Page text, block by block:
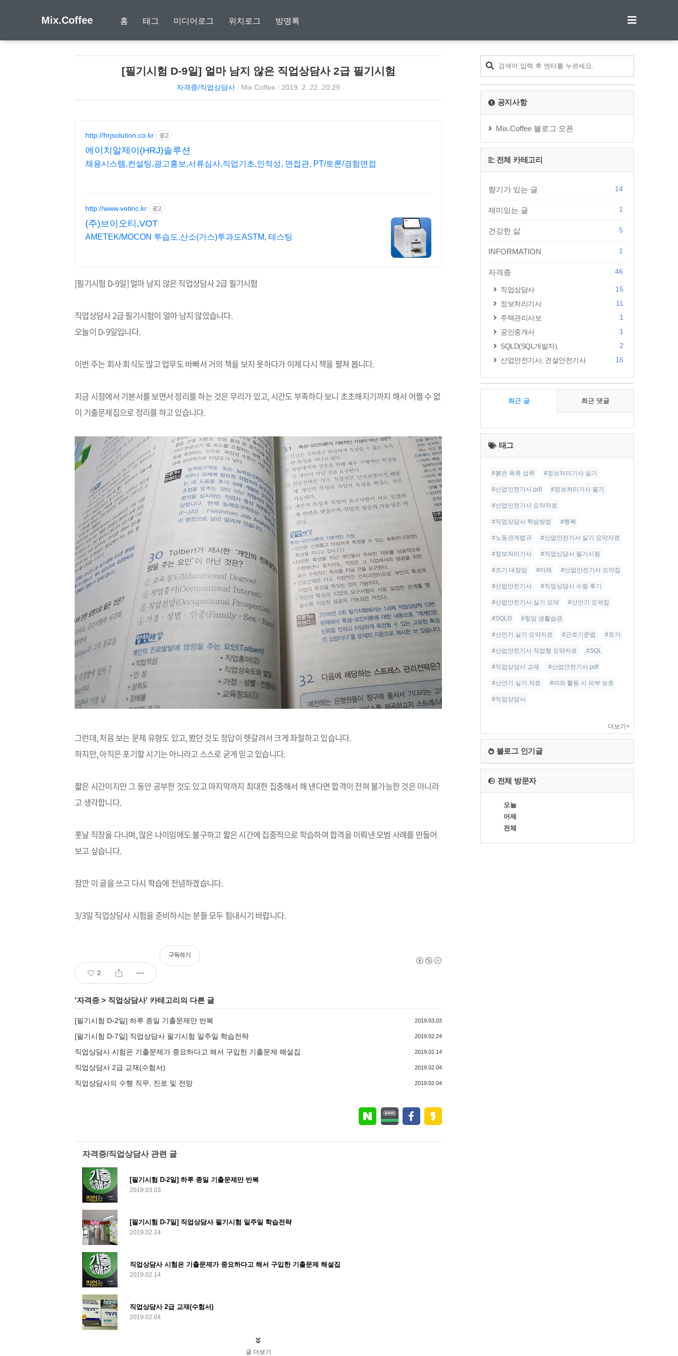
Mix.Coffee 홈 태그 미디어로그 위치로그 방명록
[필기시험 D-9일] 얼마 남지 않은 직업상담사 2급 필기시험
자격증/직업상담사 / Mix Coffee / 2019. 2. 22. 20:29
http://hrjsolution.co.kr 광고
에이치알제이(HRJ)솔루션
채용시스템,컨설팅,광고홍보,서류심사,직업기초,인적성, 면접관, PT/토론/경험면접
http://www.votinc.kr 광고
(주)브이오티,VOT
AMETEK/MOCON 투습도,산소(가스)투과도ASTM, 테스팅
[필기시험 D-9일]얼마 남지 않은 직업상담사2급 필기시험
직업상담사2급 필기시험이 얼마 남지 않았습니다.
오늘이 D-9일입니다.
이번 주는 회사 회식도 많고 업무도 바빠서 거의 책을 보지 못하다가 이제 다시 책을 펼쳐 봅니다.
지금 시점에서 기본서를 보면서 정리를 하는 것은 무리가 있고,시간도 부족하다 보니 초초해지기까지 해서 어쩔 수 없
이 기출문제집으로 정리를 하고 있습니다.
그런데,처음 보는 문제 유형도 있고,봤던 것도 정답이 헷갈려서 크게 좌절하고 있습니다.
하지만,아직은 포기할 시기는 아니라고 스스로 굳게 믿고 있습니다.
짧은 시간이지만 그 동안 공부한 것도 있고 마지막까지 최대한 집중해서 해 낸다면 합격이 전혀 불가능한 것은 아니라
고 생각합니다.
훗날 직장을 다니며,많은 나이임에도 불구하고 짧은 시간에 집중적으로 학습하여 합격을 이뤄낸 모범 사례를 만들어
보고 싶습니다.
잠깐 이 글을 쓰고 다시 학습에 전념하겠습니다.
3/3일 직업상담사 시험을 준비하시는 분들 모두 힘내시기 바랍니다.
2
구독하기
'자격증 > 직업상담사' 카테고리의 다른 글
[필기시험 D-2일] 하루 종일 기출문제만 반복 2019.03.03
[필기시험 D-7일] 직업상담사 필기시험 일주일 학습전략 2019.02.24
직업상담사 시험은 기출문제가 중요하다고 해서 구입한 기출문제 해설집 2019.02.14
직업상담사 2급 교재(수험서) 2019.02.04
직업상담사의 수행 직무, 진로 및 전망 2019.02.04
자격증/직업상담사 관련 글
[필기시험 D-2일] 하루 종일 기출문제만 반복
2019.03.03
[필기시험 D-7일] 직업상담사 필기시험 일주일 학습전략
2019.02.24
직업상담사 시험은 기출문제가 중요하다고 해서 구입한 기출문제 해설집
2019.02.14
직업상담사 2급 교재(수험서)
2019.02.04
글 더보기
공지사항
Mix.Coffee 블로그 오픈
전체 카테고리
향기가 있는 글 14
재미있는 글 1
건강한 삶 5
INFORMATION 1
자격증 46
직업상담사
15
정보처리기사
11
주택관리사보
1
공인중개사
1
SQLD(SQL개발자)
2
산업안전기사; 건설안전기사
16
최근 글 최근 댓글
최
근
글
태그
#붉은 육류 섭취 #정보처리기사 실기
#산업안전기사.pdf #정보처리기사 필기
#산업안전기사 요약자료
#직업상담사 학습방법 #행복
#노동관계법규 #산업안전기사 실기 요약자료
#정보처리기사 #직업상담사 필기시험
#조기 대장암 #미래 #산업안전기사 요약집
#산업안전기사 #직업상담사 수험 후기
#산업안전기사 실기 요약 #산안기 요약집
#SQLD #항암 생활습관
#산안기 실기 요약자료 #근로기준법 #포기
#산업안전기사 작업형 요약자료 #SQL
#직업상담사 교재 #산업안전기사 pdf
#산안기 실기 자료 #야외 활동 시 피부 보호
#직업상담사
더보기+
블로그 인기글
전체 방문자
오늘
어제
전체